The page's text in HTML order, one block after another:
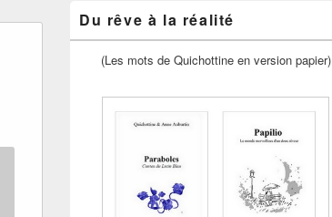
Du rêve à la réalité
(Les mots de Quichottine en version papier)